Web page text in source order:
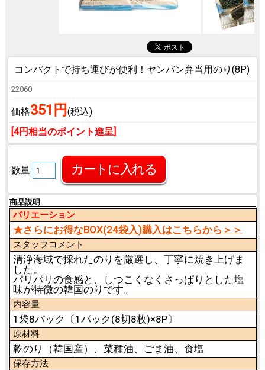
コンパクトで持ち運びが便利！ ヤンバン弁当用のり(8P)
22060
価格351円 (税込)
[4円相当のポイント進呈]
数量
商品説明
バリエーション
★さらにお得なBOX(24袋入)購入はこちらから＞＞
スタッフコメント
清浄海域で採れたのりを厳選し、丁寧に焼き上げま
した。
パリパリの食感と、しつこくなくさっぱりとした塩
味が特徴の韓国のりです。
内容量
1袋8パック〔1パック(8切8枚)×8P〕
原材料
乾のり（韓国産）、菜種油、ごま油、食塩
保存方法